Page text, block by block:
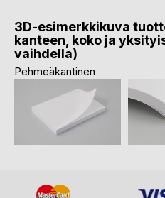
3D-esimerkkikuva
kanteen, koko ja
vaihdella)
Pehmeäkantinen